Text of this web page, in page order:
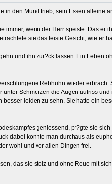
in den Mund trieb, sein Essen alleine
wenn der Herr speiste. Das er
sie das feiste Gesicht, wie er
und ihn zur?ck lassen. Ein Leben
Rebhuhn wieder
Schmerzen die Augen aufriss
leiden zu sehn. Sie hatte ein
geniessend, pr?gte sie
dabei konnte man durchaus als
wohl und vor allen Dingen frei.
das sie stolz und ohne Reue mit